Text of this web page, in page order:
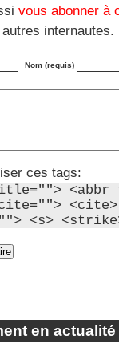
vous abonner à
Nom (requis)
ces tags:
<abbr
<cite>
<s>
en